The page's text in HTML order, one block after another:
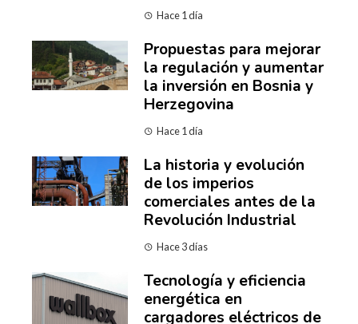
Hace 1 día
Propuestas para mejorar
la regulación y aumentar
la inversión en Bosnia y
Herzegovina
Hace 1 día
La historia y evolución
de los imperios
comerciales antes de la
Revolución Industrial
Hace 3 días
Tecnología y eficiencia
energética en
cargadores eléctricos de